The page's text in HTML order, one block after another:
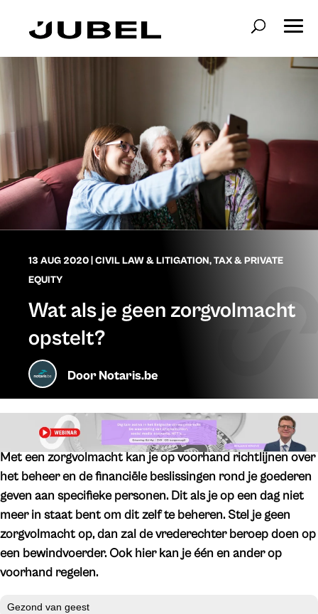
13 AUG 2020 CIVIL LAW & LITIGATION,TAX & PRIVATE
EQUITY
Wat als je geen zorgvolmacht
opstelt?
DoorNotaris.be
Met een zorgvolmacht kan je op voorhand richtlijnen over
het beheer en de financiële beslissingen rond je goederen
geven aan specifieke personen. Dit als je op een dag niet
meer in staat bent om dit zelf te beheren. Stel je geen
zorgvolmacht op, dan zal de vrederechter beroep doen op
een bewindvoerder. Ook hier kan je één en ander op
voorhand regelen.
Gezond van geest